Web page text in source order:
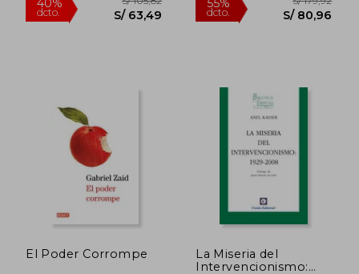
El Poder Corrompe
La Miseria del
Intervencionismo: